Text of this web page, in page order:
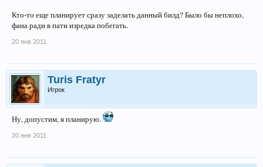
Кто-то еще планирует сразу заделать данный билд? Было бы неплохо,
фана ради в пати изредка побегать.
20 янв 2011
Turis Fratyr
Игрок
Ну, допустим, я планирую.
20 янв 2011